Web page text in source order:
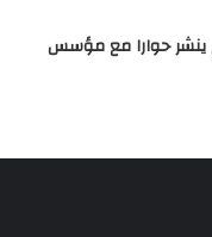
ينشر حوارا مع مؤسس